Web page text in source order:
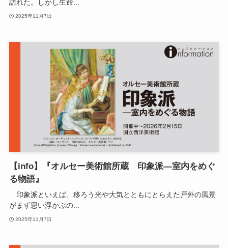
訪れた。しかし生命...
2025年11月7日
【info】『オルセー美術館所蔵 印象派―室内をめぐ
る物語』
印象派といえば、移ろう光や大気とともにとらえた戸外の風景
がまず思い浮かぶの...
2025年11月7日